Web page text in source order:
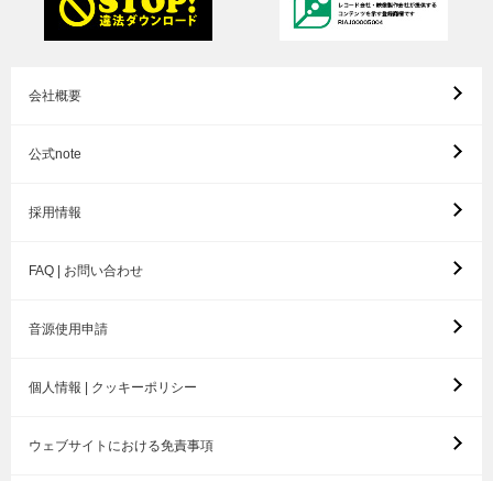
会社概要
公式note
採用情報
FAQ | お問い合わせ
音源使用申請
個人情報 | クッキーポリシー
ウェブサイトにおける免責事項